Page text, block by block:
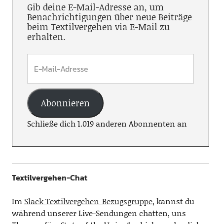
Gib deine E-Mail-Adresse an, um
Benachrichtigungen über neue Beiträge
beim Textilvergehen via E-Mail zu
erhalten.
Abonnieren
Schließe dich 1.019 anderen Abonnenten an
Textilvergehen-Chat
Im Slack Textilvergehen-Bezugsgruppe, kannst du
während unserer Live-Sendungen chatten, uns